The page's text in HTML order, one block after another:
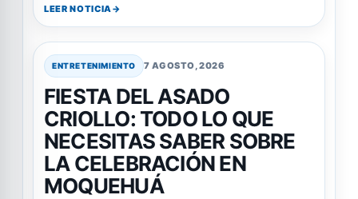
LEER NOTICIA
ENTRETENIMIENTO 7 AGOSTO, 2026
FIESTA DEL ASADO
CRIOLLO: TODO LO QUE
NECESITAS SABER SOBRE
LA CELEBRACIÓN EN
MOQUEHUÁ